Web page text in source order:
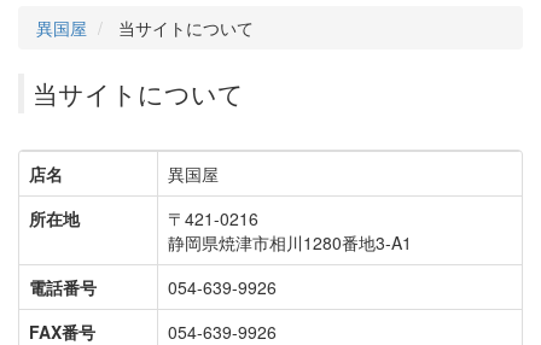
異国屋 当サイトについて
当サイトについて
店名
異国屋
所在地
〒421-0216
静岡県焼津市相川1280番地3-A1
電話番号
054-639-9926
FAX番号
054-639-9926